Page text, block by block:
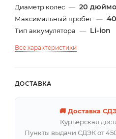
Диаметр колес — 20
Максимальный пробег —
Тип аккумулятора — Li-ion
Все характеристики
ДОСТАВКА
🚚 Доставка
Курьерская
Пункты выдачи СДЭК от